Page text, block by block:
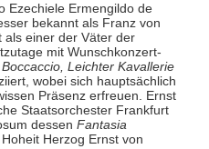
Ezechiele Ermengildo de
bekannt als Franz von
als einer der Väter der
mit Wunschkonzert-
Leichter Kavallerie
wobei sich hauptsächlich
Präsenz erfreuen. Ernst
Staatsorchester Frankfurt
dessen Fantasia
Herzog Ernst von